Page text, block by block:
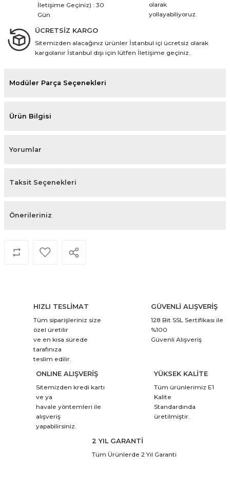
İletişime Geçiniz) : 30
Gün
olarak
yollayabiliyoruz.
ÜCRETSİZ KARGO
Sitemizden alacağınız ürünler İstanbul içi ücretsiz olarak
kargolanır İstanbul dışı için lütfen İletişime geçiniz.
Modüler Parça Seçenekleri
Ürün Bilgisi
Yorumlar
Taksit Seçenekleri
Önerileriniz
HIZLI TESLİMAT
Tüm siparişleriniz size
özel üretilir
ve en kısa sürede
tarafınıza
teslim edilir.
GÜVENLİ ALIŞVERİŞ
128 Bit SSL Sertifikası ile
%100
Güvenli Alışveriş
ONLINE ALIŞVERİŞ
Sitemizden kredi kartı
ve ya
havale yöntemleri ile
alışveriş
yapabilirsiniz.
YÜKSEK KALİTE
Tüm ürünlerimiz E1
Kalite
Standardında
üretilmiştir.
2 YIL GARANTİ
Tüm Ürünlerde 2 Yıl Garanti